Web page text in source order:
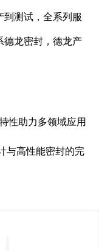
测试，全系列服
德龙密封，德龙产
性助力多领域应用
与高性能密封的完